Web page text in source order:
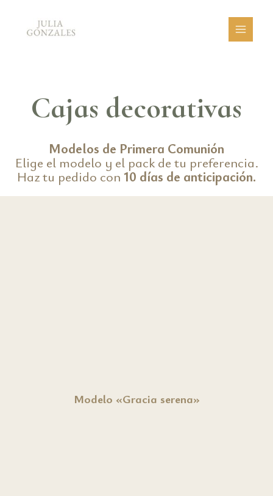
contenido
Cajas decorativas
Modelos de Primera Comunión
Elige el modelo y el pack de tu preferencia.
Haz tu pedido con 10 días de anticipación.
Modelo «Gracia serena»